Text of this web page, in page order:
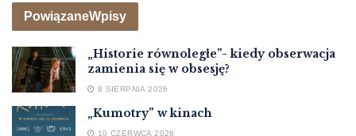
PowiązaneWpisy
„Historie równoległe”- kiedy obserwacja
zamienia się w obsesję?
8 SIERPNIA 2026
„Kumotry” w kinach
10 CZERWCA 2026